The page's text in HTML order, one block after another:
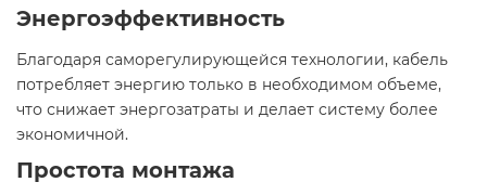
Энергоэффективность
Благодаря саморегулирующейся технологии, кабель
потребляет энергию только в необходимом объеме,
что снижает энергозатраты и делает систему более
экономичной.​
Простота монтажа